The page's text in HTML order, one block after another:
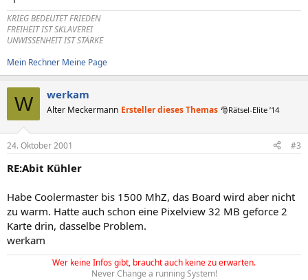
KRIEG BEDEUTET FRIEDEN
FREIHEIT IST SKLAVEREI
UNWISSENHEIT IST STÄRKE
Mein Rechner Meine Page
W werkam
Alter Meckermann Ersteller dieses Themas 🎅Rätsel-Elite ’14
24. Oktober 2001 #3
RE:Abit Kühler
Habe Coolermaster bis 1500 MhZ, das Board wird aber nicht
zu warm. Hatte auch schon eine Pixelview 32 MB geforce 2
Karte drin, dasselbe Problem.
werkam
Wer keine Infos gibt, braucht auch keine zu erwarten.
Never Change a running System!